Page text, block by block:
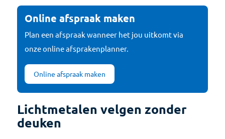
Online afspraak maken
Plan een afspraak wanneer het jou uitkomt via
onze online afsprakenplanner.
Online afspraak maken
Lichtmetalen velgen zonder
deuken